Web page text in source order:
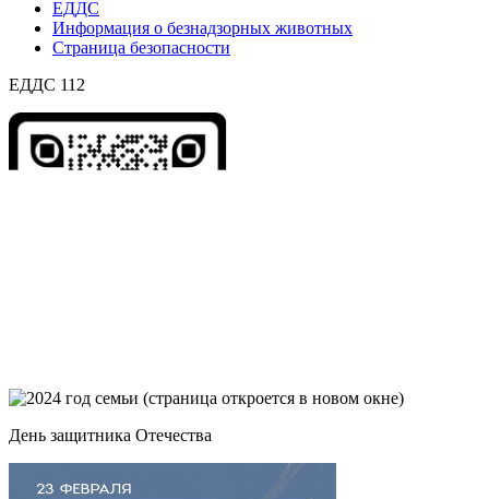
ЕДДС
Информация о безнадзорных животных
Страница безопасности
ЕДДС 112
День защитника Отечества